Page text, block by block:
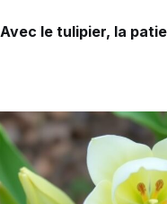
Avec le tulipier, la